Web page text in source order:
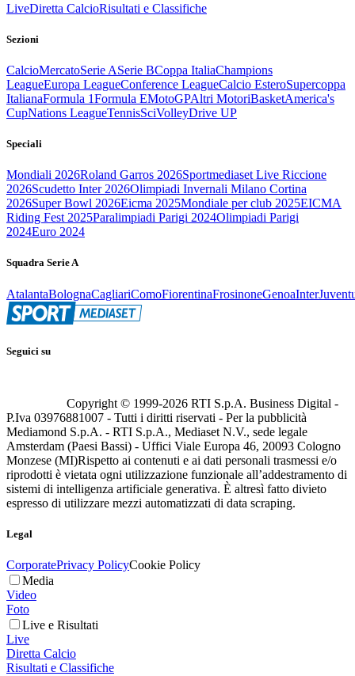
LiveDiretta CalcioRisultati e Classifiche
Sezioni
CalcioMercatoSerie ASerie BCoppa ItaliaChampions
LeagueEuropa LeagueConference LeagueCalcio EsteroSupercoppa
ItalianaFormula 1Formula EMotoGPAltri MotoriBasketAmerica's
CupNations LeagueTennisSciVolleyDrive UP
Speciali
Mondiali 2026Roland Garros 2026Sportmediaset Live Riccione
2026Scudetto Inter 2026Olimpiadi Invernali Milano Cortina
2026Super Bowl 2026Eicma 2025Mondiale per club 2025EICMA
Riding Fest 2025Paralimpiadi Parigi 2024Olimpiadi Parigi
2024Euro 2024
Squadra Serie A
AtalantaBolognaCagliariComoFiorentinaFrosinoneGenoaInter
Seguici su
Copyright © 1999-2026 RTI S.p.A. Business Digital -
P.Iva 03976881007 - Tutti i diritti riservati - Per la pubblicità
Mediamond S.p.A. - RTI S.p.A., Mediaset N.V., sede legale
Amsterdam (Paesi Bassi) - Uffici Viale Europa 46, 20093 Cologno
Monzese (MI)Rispetto ai contenuti e ai dati personali trasmessi e/o
riprodotti è vietata ogni utilizzazione funzionale all’addestramento di
sistemi di intelligenza artificiale generativa. È altresì fatto divieto
espresso di utilizzare mezzi automatizzati di data scraping.
Legal
CorporatePrivacy PolicyCookie Policy
Media
Video
Foto
Live e Risultati
Live
Diretta Calcio
Risultati e Classifiche